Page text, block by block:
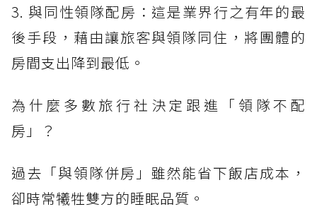
3. 與同性領隊配房：這是業界行之有年的最
後手段，藉由讓旅客與領隊同住，將團體的
房間支出降到最低。
為什麼多數旅行社決定跟進「領隊不配
房」？
過去「與領隊併房」雖然能省下飯店成本，
卻時常犧牲雙方的睡眠品質。